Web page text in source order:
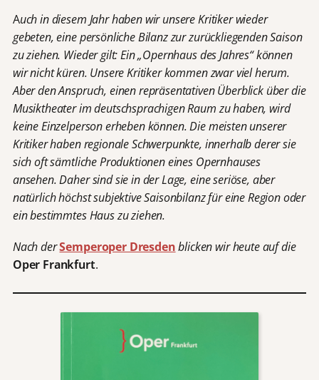
Auch in diesem Jahr haben wir unsere Kritiker wieder
gebeten, eine persönliche Bilanz zur zurückliegenden Saison
zu ziehen. Wieder gilt: Ein „Opernhaus des Jahres“ können
wir nicht küren. Unsere Kritiker kommen zwar viel herum.
Aber den Anspruch, einen repräsentativen Überblick über die
Musiktheater im deutschsprachigen Raum zu haben, wird
keine Einzelperson erheben können. Die meisten unserer
Kritiker haben regionale Schwerpunkte, innerhalb derer sie
sich oft sämtliche Produktionen eines Opernhauses
ansehen. Daher sind sie in der Lage, eine seriöse, aber
natürlich höchst subjektive Saisonbilanz für eine Region oder
ein bestimmtes Haus zu ziehen.
Nach derSemperoper Dresdenblicken wir heute auf die
Oper Frankfurt.